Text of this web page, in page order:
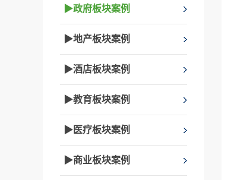
▶政府板块案例
▶地产板块案例
▶酒店板块案例
▶教育板块案例
▶医疗板块案例
▶商业板块案例